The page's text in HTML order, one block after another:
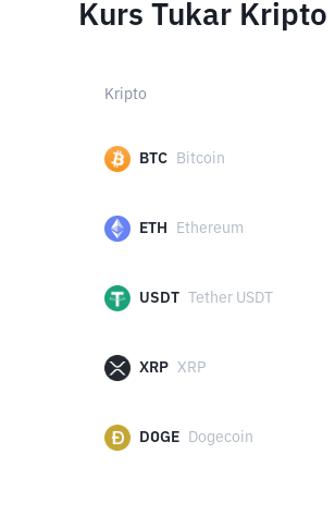
Kurs Tukar Kripto
Kripto
BTC Bitcoin
ETH Ethereum
USDT Tether USDT
XRP XRP
DOGE Dogecoin